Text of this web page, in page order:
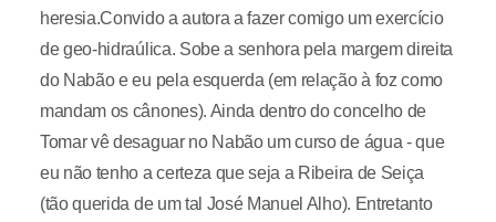
heresia.Convido a autora a fazer comigo um exercício
de geo-hidraúlica. Sobe a senhora pela margem direita
do Nabão e eu pela esquerda (em relação à foz como
mandam os cânones). Ainda dentro do concelho de
Tomar vê desaguar no Nabão um curso de água - que
eu não tenho a certeza que seja a Ribeira de Seiça
(tão querida de um tal José Manuel Alho). Entretanto